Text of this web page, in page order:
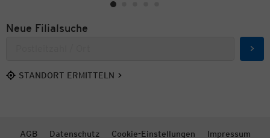
Neue Filialsuche
STANDORT ERMITTELN
AGB Datenschutz Cookie-Einstellungen Impressum